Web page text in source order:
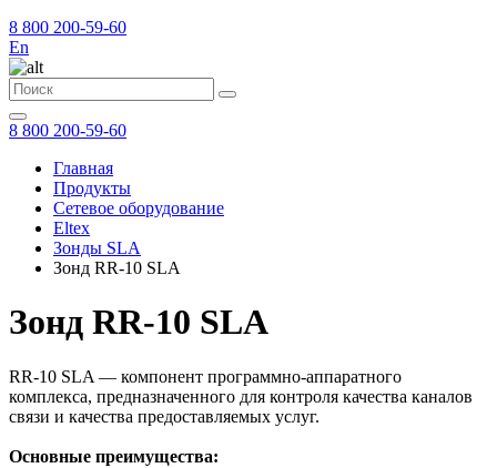
8 800 200-59-60
En
8 800 200-59-60
Главная
Продукты
Сетевое оборудование
Eltex
Зонды SLA
Зонд RR-10 SLA
Зонд RR-10 SLA
RR-10 SLA — компонент программно-аппаратного
комплекса, предназначенного для контроля качества каналов
связи и качества предоставляемых услуг.
Основные преимущества: